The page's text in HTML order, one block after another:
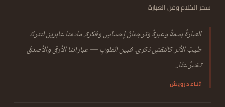
سحر الكلام وفن العبارة
العبارةُ بسمةٌ وعبرةٌ وترجمانُ إحساسٍ وفكرة. مادمنا عابرين لنتركَ
طيبَ الأثر كالنقشِ ذكرى. فبين القلوبِ — عباراتنا الأرقّ والأصدقُ
تخبرُ عنّا..
ثناء درويش